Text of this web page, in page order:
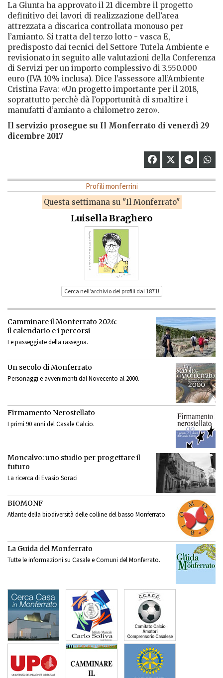
La Giunta ha approvato il 21 dicembre il progetto
definitivo dei lavori di realizzazione dell’area
attrezzata a discarica controllata monouso per
l’amianto. Si tratta del terzo lotto - vasca E,
predisposto dai tecnici del Settore Tutela Ambiente e
revisionato in seguito alle valutazioni della Conferenza
di Servizi per un importo complessivo di 3.550.000
euro (IVA 10% inclusa). Dice l’assessore all’Ambiente
Cristina Fava: «Un progetto importante per il 2018,
soprattutto perchè dà l’opportunità di smaltire i
manufatti d’amianto a chilometro zero».
Il servizio prosegue su Il Monferrato di venerdì 29
dicembre 2017
Profili monferrini
Questa settimana su "Il Monferrato"
Luisella Braghero
Cerca nell’archivio dei profili dal 1871!
Camminare il Monferrato 2026:
il calendario e i percorsi
Le passeggiate della rassegna.
Un secolo di Monferrato
Personaggi e avvenimenti dal Novecento al 2000.
Firmamento Nerostellato
I primi 90 anni del Casale Calcio.
Moncalvo: uno studio per progettare il
futuro
La ricerca di Evasio Soraci
BIOMONF
Atlante della biodiversità delle colline del basso Monferrato.
La Guida del Monferrato
Tutte le informazioni su Casale e Comuni del Monferrato.